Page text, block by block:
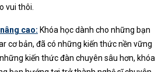
vui thôi.
cao: Khóa học dành cho những bạn
cơ bản, đã có những kiến thức nền vững
kiến thức đàn chuyên sâu hơn, khóa